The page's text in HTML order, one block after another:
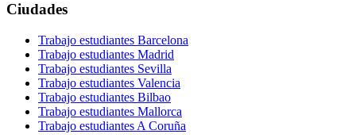
Ciudades
Trabajo estudiantes Barcelona
Trabajo estudiantes Madrid
Trabajo estudiantes Sevilla
Trabajo estudiantes Valencia
Trabajo estudiantes Bilbao
Trabajo estudiantes Mallorca
Trabajo estudiantes A Coruña